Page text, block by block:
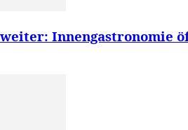
Innengastronomie